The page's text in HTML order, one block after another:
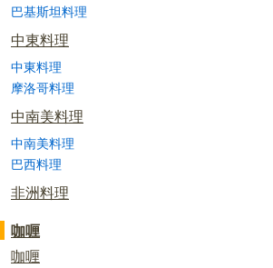
巴基斯坦料理
中東料理
中東料理
摩洛哥料理
中南美料理
中南美料理
巴西料理
非洲料理
咖喱
咖喱